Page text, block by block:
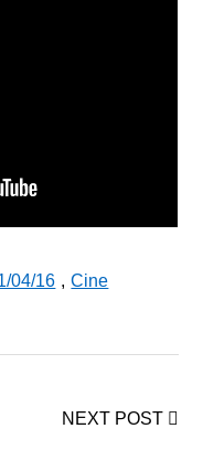
04/16 , Cine
NEXT POST